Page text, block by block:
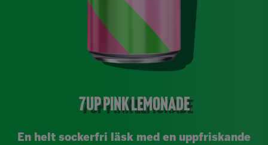
7UP PINK LEMONADE
En helt sockerfri läsk med en uppfriskande